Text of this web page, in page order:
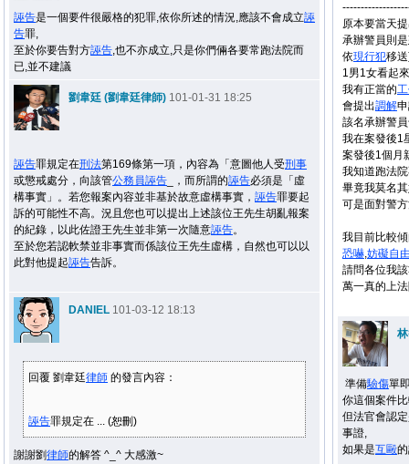
誣告是一個要件很嚴格的犯罪,依你所述的情況,應該不會成立誣
告罪,
至於你要告對方誣告,也不亦成立,只是你們倆各要常跑法院而
已,並不建議
劉韋廷 (劉韋廷律師) 101-01-31 18:25
誣告罪規定在刑法第169條第一項，內容為「意圖他人受刑事
或懲戒處分，向該管公務員誣告 _，而所謂的誣告必須是「虛
構事實」。若您報案內容並非基於故意虛構事實， 誣告罪要起
訴的可能性不高。況且您也可以提出上述該位王先生胡亂報案
的紀錄，以此佐證王先生並非第一次隨意誣告。
至於您若認軟禁並非事實而係該位王先生虛構，自然也可以以
此對他提起誣告告訴。
DANIEL 101-03-12 18:13
回覆 劉韋廷律師 的發言內容：
誣告罪規定在 ... (恕刪)
謝謝劉律師的解答 ^_^ 大感激~
原本要當天
承辦警員則
依現行犯移
1男1女看起
我有正當的
會提出調解
該名承辦警
我在案發後1
案發後1個月
我知道跑法
畢竟我莫名
可是面對警
我目前比較
恐嚇,妨礙自
請問各位我
萬一真的上
準備驗傷單
你這個案件
但法官會認
事證,
如果是互毆